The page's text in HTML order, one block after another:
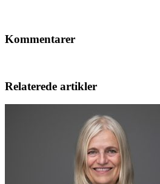
Kommentarer
Relaterede artikler